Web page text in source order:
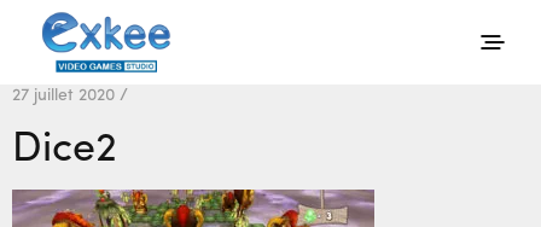
27 juillet 2020 /
Dice2